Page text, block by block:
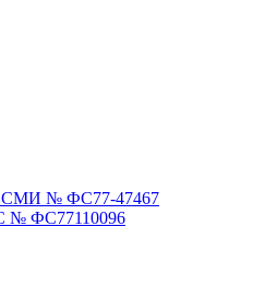
СМИ № ФС77-47467
№ ФС77110096